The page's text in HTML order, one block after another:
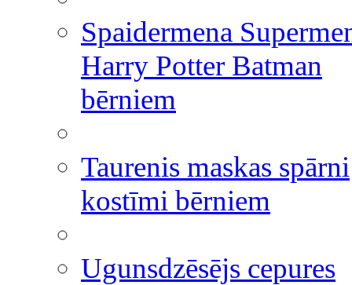
Spaidermena
Harry Potter Batman
bērniem
Taurenis maskas spārni
kostīmi bērniem
Ugunsdzēsējs cepures